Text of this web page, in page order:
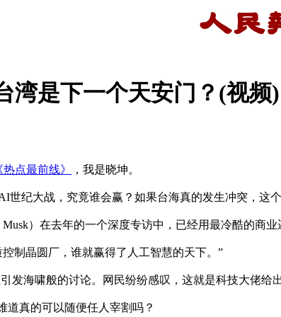
湾是下一个天安门？(视频)
热点最前线》 ，我是晓坤。
世纪大战，究竟谁会赢？如果台海真的发生冲突，这
）在去年的一个深度专访中，已经用最冷酷的商业
制晶圆厂，谁就赢得了人工智慧的天下。”
发海啸般的讨论。网民纷纷感叹，这就是科技大佬给
道真的可以随便任人宰割吗？